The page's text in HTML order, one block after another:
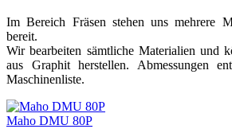
Im Bereich Fräsen stehen uns mehrere
bereit.
Wir bearbeiten sämtliche Materialien und
aus Graphit herstellen. Abmessungen
Maschinenliste.
Maho DMU 80P